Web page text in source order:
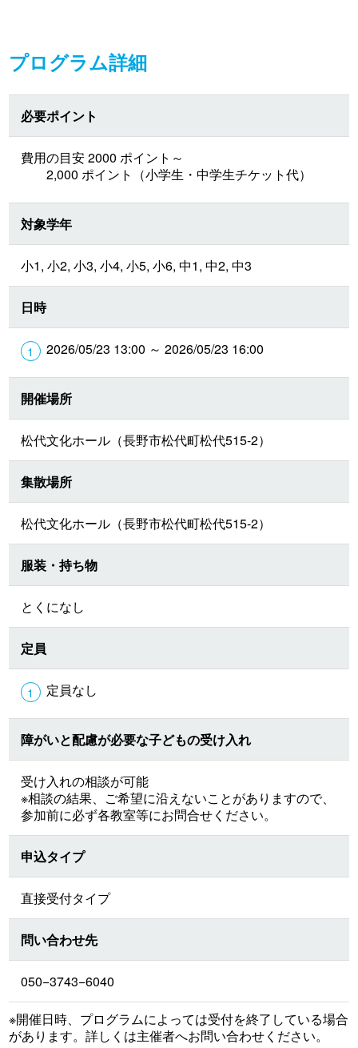
プログラム詳細
必要ポイント
費用の目安 2000 ポイント～
2,000 ポイント（小学生・中学生チケット代）
対象学年
小1, 小2, 小3, 小4, 小5, 小6, 中1, 中2, 中3
日時
2026/05/23 13:00 ～ 2026/05/23 16:00
開催場所
松代文化ホール（長野市松代町松代515-2）
集散場所
松代文化ホール（長野市松代町松代515-2）
服装・持ち物
とくになし
定員
定員なし
障がいと配慮が必要な子どもの受け入れ
受け入れの相談が可能
※相談の結果、ご希望に沿えないことがありますので、
参加前に必ず各教室等にお問合せください。
申込タイプ
直接受付タイプ
問い合わせ先
050−3743−6040
※開催日時、プログラムによっては受付を終了している場合
があります。詳しくは主催者へお問い合わせください。